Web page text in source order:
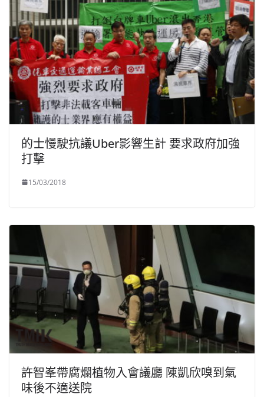
的士慢駛抗議Uber影響生計 要求政府加強
打擊
15/03/2018
許智峯帶腐爛植物入會議廳 陳凱欣嗅到氣
味後不適送院